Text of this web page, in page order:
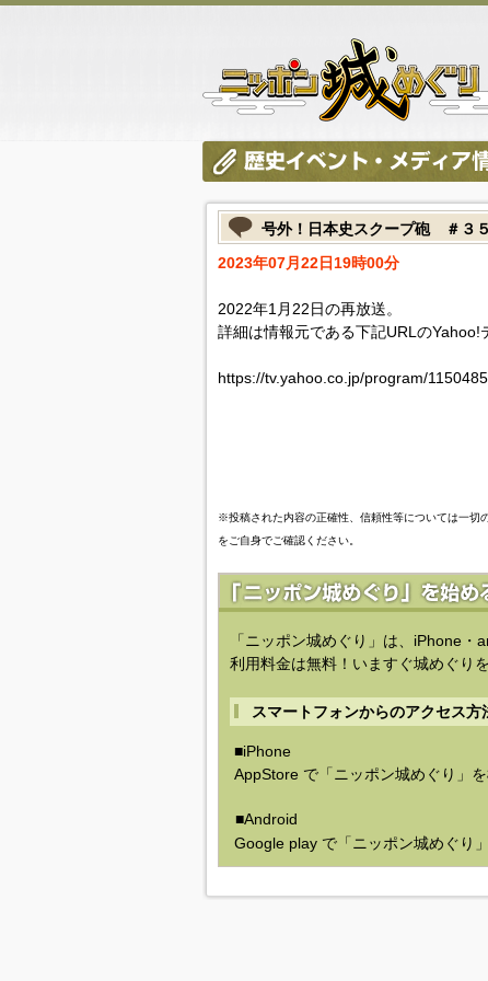
号外！日本史スクープ砲 ＃３
2023年07月22日19時00分
2022年1月22日の再放送。
詳細は情報元である下記URLのYahoo!
https://tv.yahoo.co.jp/program/
※投稿された内容の正確性、信頼性等については一切
をご自身でご確認ください。
「ニッポン城めぐり」は、iPhone・
利用料金は無料！いますぐ城めぐり
スマートフォンからのアクセス方
■iPhone
AppStore で「ニッポン城めぐり」を
■Android
Google play で「ニッポン城めぐり」